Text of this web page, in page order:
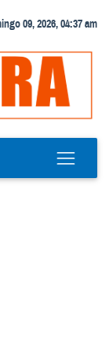
09, 2026, 04:37 am